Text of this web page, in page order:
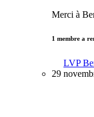
Merci à
1 membre a
LVP
29